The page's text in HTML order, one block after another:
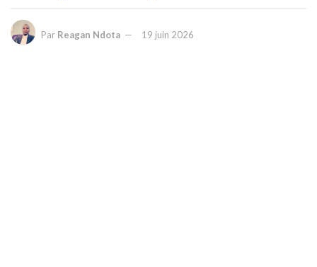
Par Reagan Ndota 19 juin 2026